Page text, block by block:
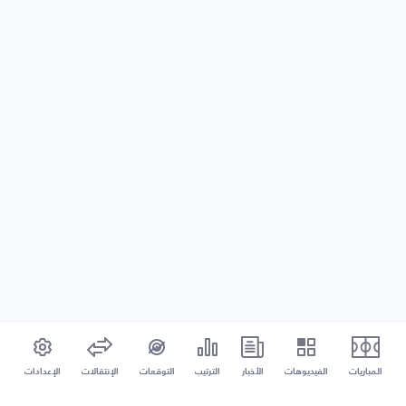
المباريات الفيديوهات الأخبار الترتيب التوقعات الإنتقالات الإعدادات